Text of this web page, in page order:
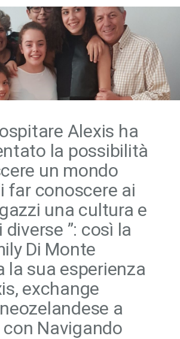
Alexis ha
la possibilità
un mondo
far conoscere ai
una cultura e
”: così la
Di Monte
la sua esperienza
exchange
a
con Navigando